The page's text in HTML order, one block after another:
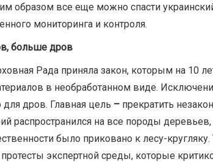
образом все еще можно спасти
мониторинга и контроля.
больше дров
Рада приняла закон, которым на 10
в необработанном виде.
для дров. Главная цель – прекратить
распространился на все породы
было приковано к лесу-кругляку.
экспертной среды, которые